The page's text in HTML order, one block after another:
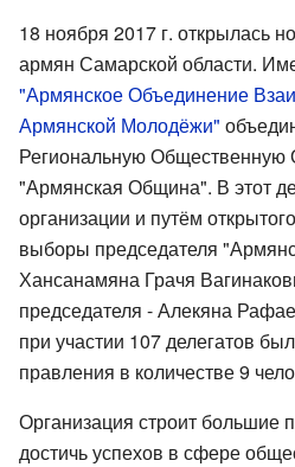
18 ноября 2017 г. открылась
армян Самарской области.
"Армянское Объединение
Армянской Молодёжи"
Региональную Общественную
"Армянская Община". В этот
организации и путём
выборы председателя
Хансанамяна Грачя
председателя - Алекяна
при участии 107 делегатов
правления в количестве 9
Организация строит большие
достичь успехов в сфере